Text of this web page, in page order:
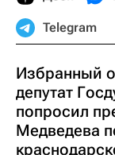
Telegram
Избранный
депутат
попросил
Медведева